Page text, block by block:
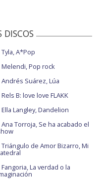
DISCOS
Tyla, A*Pop
Melendi, Pop rock
Andrés Suárez, Lúa
Rels B: love love FLAKK
Ella Langley, Dandelion
Ana Torroja, Se ha acabado el
Triángulo de Amor Bizarro, Mi
Fangoria, La verdad o la